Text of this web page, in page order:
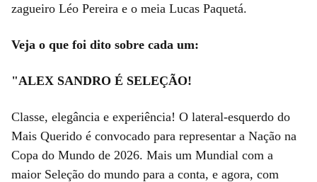
zagueiro Léo Pereira e o meia Lucas Paquetá.
Veja o que foi dito sobre cada um:
"ALEX SANDRO É SELEÇÃO!
Classe, elegância e experiência! O lateral-esquerdo do
Mais Querido é convocado para representar a Nação na
Copa do Mundo de 2026. Mais um Mundial com a
maior Seleção do mundo para a conta, e agora, com